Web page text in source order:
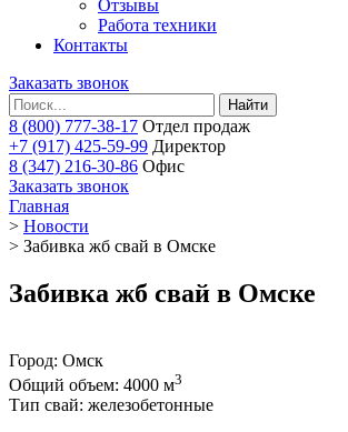
Отзывы
Работа техники
Контакты
Заказать звонок
Найти
8 (800) 777-38-17 Отдел продаж
+7 (917) 425-59-99 Директор
8 (347) 216-30-86 Офис
Заказать звонок
Главная
> Новости
> Забивка жб свай в Омске
Забивка жб свай в Омске
Город: Омск
Общий объем: 4000 м3
Тип свай: железобетонные